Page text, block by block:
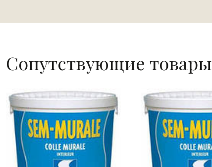
Сопутствующие товары